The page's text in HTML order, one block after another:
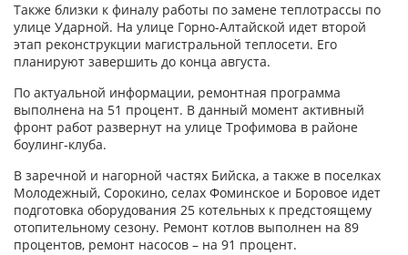
Также близки к финалу работы по замене теплотрассы по
улице Ударной. На улице Горно-Алтайской идет второй
этап реконструкции магистральной теплосети. Его
планируют завершить до конца августа.
По актуальной информации, ремонтная программа
выполнена на 51 процент. В данный момент активный
фронт работ развернут на улице Трофимова в районе
боулинг-клуба.
В заречной и нагорной частях Бийска, а также в поселках
Молодежный, Сорокино, селах Фоминское и Боровое идет
подготовка оборудования 25 котельных к предстоящему
отопительному сезону. Ремонт котлов выполнен на 89
процентов, ремонт насосов – на 91 процент.